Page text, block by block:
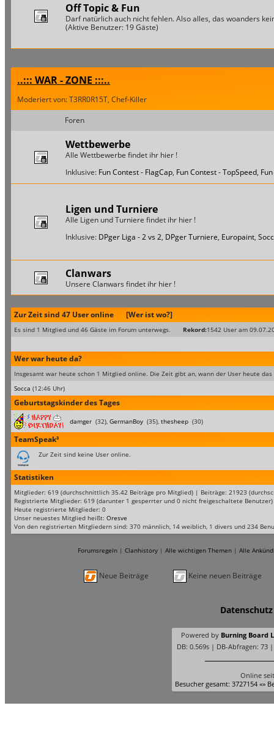
Off Topic & Fun
Darf natürlich auch nicht fehlen. Also alles, das woanders
(Aktive Benutzer: 19 Gäste)
..::: WAR - ZONE :::..
Moderiert von: T3RR0R15T, Chef-Killer
Foren
Wettbewerbe
Alle Wettbewerbe findet ihr hier !
Inklusive: Fun Contest - FlagCap, Fun Contest - TopSpeed,
Ligen und Turniere
Alle Ligen und Turniere findet ihr hier !
Inklusive: DPger Liga - 2 vs 2, DPger Turniere, Europaint,
Clanwars
Unsere Clanwars findet ihr hier !
Zur Zeit sind 47 User online [Wer ist wo?]
Es sind 1 Mitglied und 46 Gäste im Forum unterwegs. Rekord:1542 User am
Wer war heute da?
Insgesamt war heute schon 1 Mitglied online. Die Zeit gibt an, wann der User heute
Socca (12:46 Uhr)
Geburtstagskinder des Tages
damger (32), GermanBoy (35), thesheep (30)
TeamSpeak³
Zur Zeit sind keine User online.
Statistiken
Mitglieder: 619 (durchschnittlich 35.42 Beiträge pro Mitglied) | Beiträge: 21923
Registrierte Mitglieder: 619 (darunter 1 gesperrter und 0 nicht freigeschaltete Benutzer)
Heute registrierte Mitglieder: 0
Unser neuestes Mitglied heißt: Oresve
Von den registrierten Mitgliedern sind: 370 männlich, 14 weiblich, 1 divers und 234
Forumsregeln | Clanhistory | Alle wichtigen Themen | Alle
Neue Beiträge Keine neuen Beiträge
Datenschutz
Powered by Burning Board
DB: 0.569s | DB-Abfragen: 73
Online
Besucher gesamt: 3727154 «»